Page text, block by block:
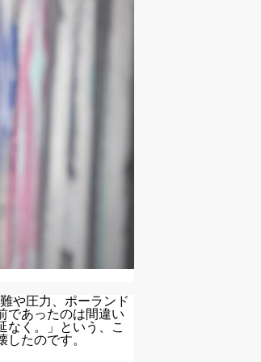
や圧力、ポーランド
であったのは間違い
なく。」という、こ
たのです。